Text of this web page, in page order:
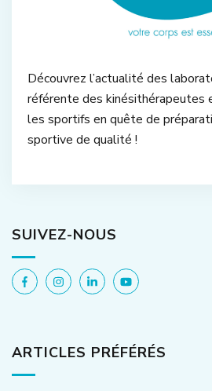
Découvrez l’actualité des
référente des kinésithérapeutes
les sportifs en quête de
sportive de qualité !
SUIVEZ-NOUS
ARTICLES PRÉFÉRÉS